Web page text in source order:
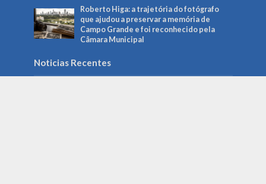
Roberto Higa: a trajetória do fotógrafo
que ajudou a preservar a memória de
Campo Grande e foi reconhecido pela
Câmara Municipal
Noticias Recentes